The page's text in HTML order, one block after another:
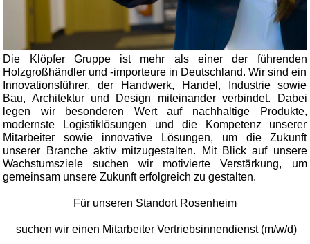
Die Klöpfer Gruppe ist mehr als einer der führenden
Holzgroßhändler und -importeure in Deutschland. Wir sind ein
Innovationsführer, der Handwerk, Handel, Industrie sowie
Bau, Architektur und Design miteinander verbindet. Dabei
legen wir besonderen Wert auf nachhaltige Produkte,
modernste Logistiklösungen und die Kompetenz unserer
Mitarbeiter sowie innovative Lösungen, um die Zukunft
unserer Branche aktiv mitzugestalten. Mit Blick auf unsere
Wachstumsziele suchen wir motivierte Verstärkung, um
gemeinsam unsere Zukunft erfolgreich zu gestalten.
Für unseren Standort Rosenheim
suchen wir einen Mitarbeiter Vertriebsinnendienst (m/w/d)